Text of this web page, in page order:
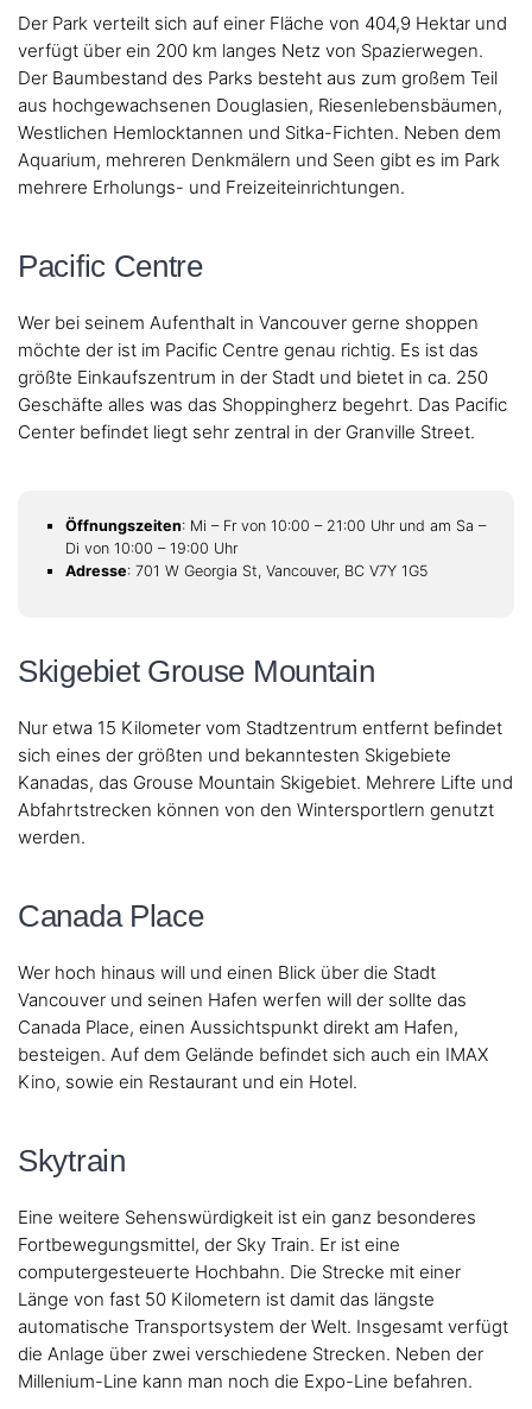
Der Park verteilt sich auf einer Fläche von 404,9 Hektar und
verfügt über ein 200 km langes Netz von Spazierwegen.
Der Baumbestand des Parks besteht aus zum großem Teil
aus hochgewachsenen Douglasien, Riesenlebensbäumen,
Westlichen Hemlocktannen und Sitka-Fichten. Neben dem
Aquarium, mehreren Denkmälern und Seen gibt es im Park
mehrere Erholungs- und Freizeiteinrichtungen.
Pacific Centre
Wer bei seinem Aufenthalt in Vancouver gerne shoppen
möchte der ist im Pacific Centre genau richtig. Es ist das
größte Einkaufszentrum in der Stadt und bietet in ca. 250
Geschäfte alles was das Shoppingherz begehrt. Das Pacific
Center befindet liegt sehr zentral in der Granville Street.
Öffnungszeiten: Mi – Fr von 10:00 – 21:00 Uhr und am Sa –
Di von 10:00 – 19:00 Uhr
Adresse: 701 W Georgia St, Vancouver, BC V7Y 1G5
Skigebiet Grouse Mountain
Nur etwa 15 Kilometer vom Stadtzentrum entfernt befindet
sich eines der größten und bekanntesten Skigebiete
Kanadas, das Grouse Mountain Skigebiet. Mehrere Lifte und
Abfahrtstrecken können von den Wintersportlern genutzt
werden.
Canada Place
Wer hoch hinaus will und einen Blick über die Stadt
Vancouver und seinen Hafen werfen will der sollte das
Canada Place, einen Aussichtspunkt direkt am Hafen,
besteigen. Auf dem Gelände befindet sich auch ein IMAX
Kino, sowie ein Restaurant und ein Hotel.
Skytrain
Eine weitere Sehenswürdigkeit ist ein ganz besonderes
Fortbewegungsmittel, der Sky Train. Er ist eine
computergesteuerte Hochbahn. Die Strecke mit einer
Länge von fast 50 Kilometern ist damit das längste
automatische Transportsystem der Welt. Insgesamt verfügt
die Anlage über zwei verschiedene Strecken. Neben der
Millenium-Line kann man noch die Expo-Line befahren.